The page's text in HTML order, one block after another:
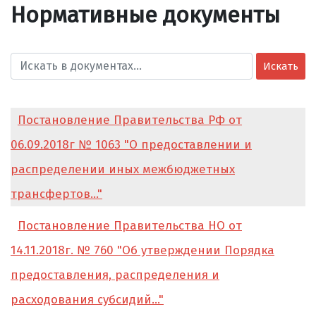
Нормативные документы
Искать
Постановление Правительства РФ от
06.09.2018г № 1063 "О предоставлении и
распределении иных межбюджетных
трансфертов..."
Постановление Правительства НО от
14.11.2018г. № 760 "Об утверждении Порядка
предоставления, распределения и
расходования субсидий..."